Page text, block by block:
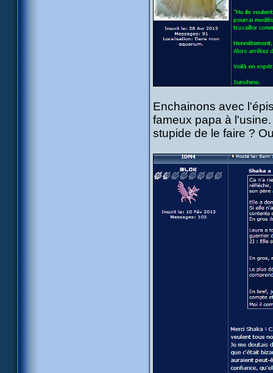
Enchainons avec
fameux papa à
stupide de le faire ?